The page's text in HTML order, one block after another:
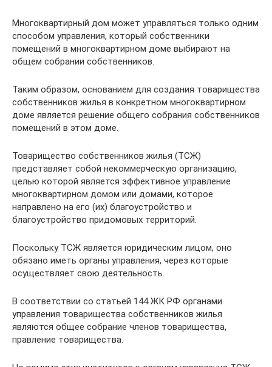
Многоквартирный дом может управляться только одним
способом управления, который собственники
помещений в многоквартирном доме выбирают на
общем собрании собственников.
Таким образом, основанием для создания товарищества
собственников жилья в конкретном многоквартирном
доме является решение общего собрания собственников
помещений в этом доме.
Товарищество собственников жилья (ТСЖ)
представляет собой некоммерческую организацию,
целью которой является эффективное управление
многоквартирном домом или домами, которое
направлено на его (их) благоустройство и
благоустройство придомовых территорий.
Поскольку ТСЖ является юридическим лицом, оно
обязано иметь органы управления, через которые
осуществляет свою деятельность.
В соответствии со статьей 144 ЖК РФ органами
управления товарищества собственников жилья
являются общее собрание членов товарищества,
правление товарищества.